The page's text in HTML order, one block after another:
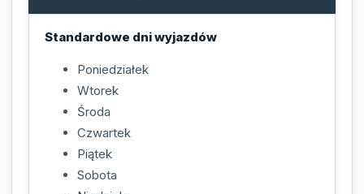
Standardowe dni wyjazdów
Poniedziałek
Wtorek
Środa
Czwartek
Piątek
Sobota